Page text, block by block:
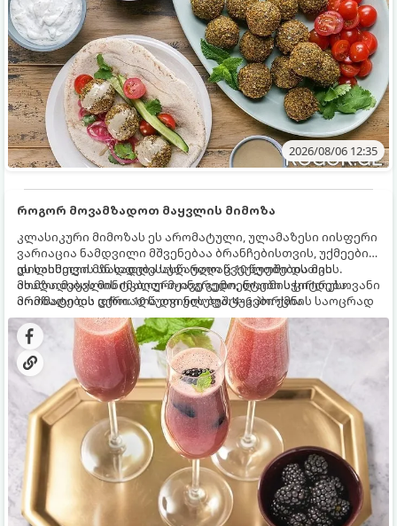
2026/08/06 12:35
როგორ მოვამზადოთ მაყვლის მიმოზა
კლასიკური მიმოზას ეს არომატული, ულამაზესი იისფერი
ვარიაცია ნამდვილი მშვენებაა ბრანჩებისთვის, უქმეების
დილისთვის ან სადღესასწაულო წვეულებებისთვის.
ახალი მაყვლის ტკბილ-მჟავე გემო, ლაიმის ციტრუსოვანი
არომატი და ცქრიალა ღვინის ბუშტუკები ქმნის საოცრად
დახვეწილ და მაგრილებელ კოქტეილს.
ეს სასმელი მზადდება სულ რაღაც 10 წუთში და მის
მომზადებას მინიმალური ინგრედიენტები სჭირდება.
მომზადების დრო: 10 წუთი ულუფა: 4–6 პორცია